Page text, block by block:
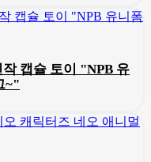
캡슐 토이 "NPB 유
~"